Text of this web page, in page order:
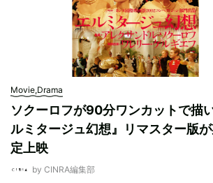
Movie,Drama
ソクーロフが90分ワンカットで描
ルミタージュ幻想』リマスター版
定上映
by CINRA編集部